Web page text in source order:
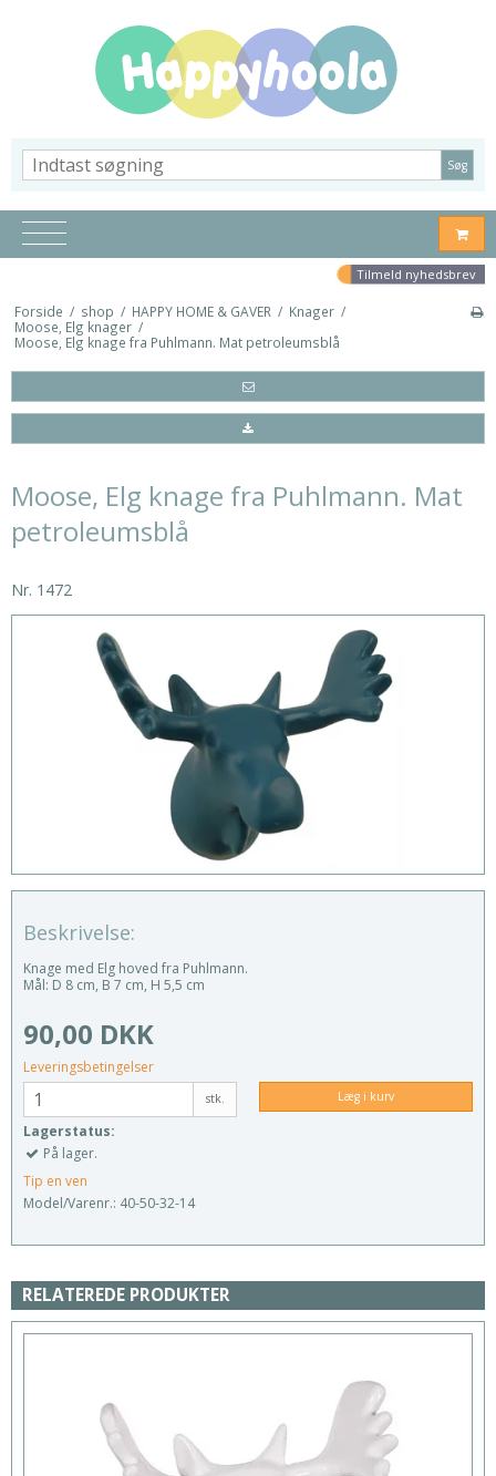
Søg
Tilmeld nyhedsbrev
Forside / shop / HAPPY HOME & GAVER / Knager /
Moose, Elg knager /
Moose, Elg knage fra Puhlmann. Mat petroleumsblå
Moose, Elg knage fra Puhlmann. Mat
petroleumsblå
Nr. 1472
Beskrivelse:
Knage med Elg hoved fra Puhlmann.
Mål: D 8 cm, B 7 cm, H 5,5 cm
90,00 DKK
Leveringsbetingelser
stk. Læg i kurv
Lagerstatus:
På lager.
Tip en ven
Model/Varenr.: 40-50-32-14
RELATEREDE PRODUKTER